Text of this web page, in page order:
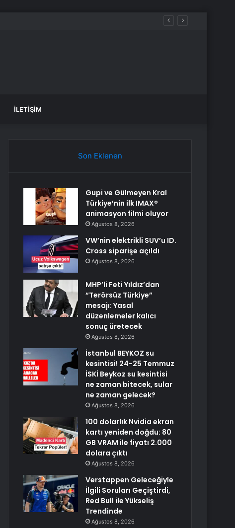
İLETIŞIM
Son Eklenen
Gupi ve Gülmeyen Kral
Türkiye’nin ilk IMAX®
animasyon filmi oluyor
Ağustos 8, 2026
VW’nin elektrikli SUV’u ID.
Cross siparişe açıldı
Ağustos 8, 2026
MHP’li Feti Yıldız’dan
“Terörsüz Türkiye”
mesajı: Yasal
düzenlemeler kalıcı
sonuç üretecek
Ağustos 8, 2026
İstanbul BEYKOZ su
kesintisi! 24-25 Temmuz
İSKİ Beykoz su kesintisi
ne zaman bitecek, sular
ne zaman gelecek?
Ağustos 8, 2026
100 dolarlık Nvidia ekran
kartı yeniden doğdu: 80
GB VRAM ile fiyatı 2.000
dolara çıktı
Ağustos 8, 2026
Verstappen Geleceğiyle
İlgili Soruları Geçiştirdi,
Red Bull ile Yükseliş
Trendinde
Ağustos 8, 2026